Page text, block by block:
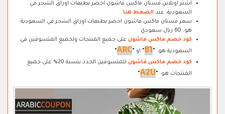
اشتر اونلاين فستان ماكس فاشون اخضر بطبعات اوراق الشجر في
السعودية، عند الضغط هنا
سعر فستان ماكس فاشون اخضر بطبعات اوراق الشجر في السعودية
هو: 60 ريال سعودي
كود خصم ماكس فاشون على جميع المنتجات ولجميع المتسوقين في
السعودية هو: "
B1
" او "
ARC
"
كود خصم ماكس فاشون
للمتسوقين الجدد بنسبة 20% على جميع
المنتجات هو: "
A2U
"